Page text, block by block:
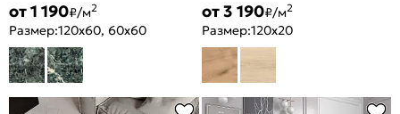
от 1 190₽/м2
Размер:120x60, 60x60
от 3 190₽/м2
Размер:120x20